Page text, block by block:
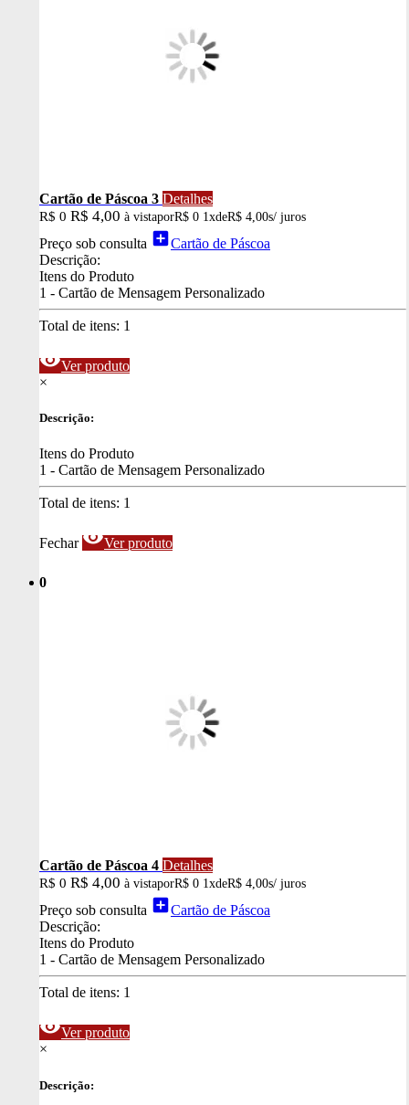
Cartão de Páscoa 3 Detalhes
R$ 0 R$ 4,00 à vistaporR$ 0 1xdeR$ 4,00s/ juros
Preço sob consulta add_boxCartão de Páscoa
Descrição:
Itens do Produto
1 - Cartão de Mensagem Personalizado
Total de itens: 1
visibilityVer produto
×
Descrição:
Itens do Produto
1 - Cartão de Mensagem Personalizado
Total de itens: 1
Fechar visibilityVer produto
0
Cartão de Páscoa 4 Detalhes
R$ 0 R$ 4,00 à vistaporR$ 0 1xdeR$ 4,00s/ juros
Preço sob consulta add_boxCartão de Páscoa
Descrição:
Itens do Produto
1 - Cartão de Mensagem Personalizado
Total de itens: 1
visibilityVer produto
×
Descrição: